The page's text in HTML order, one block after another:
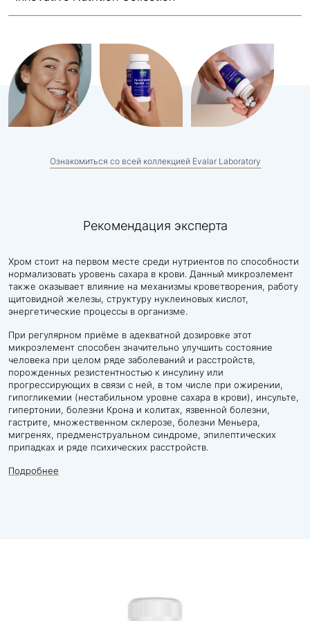
Ознакомиться со всей коллекцией Evalar Laboratory
Рекомендация эксперта
Хром стоит на первом месте среди нутриентов по способности
нормализовать уровень сахара в крови. Данный микроэлемент
также оказывает влияние на механизмы кроветворения, работу
щитовидной железы, структуру нуклеиновых кислот,
энергетические процессы в организме.
При регулярном приёме в адекватной дозировке этот
микроэлемент способен значительно улучшить состояние
человека при целом ряде заболеваний и расстройств,
порожденных резистентностью к инсулину или
прогрессирующих в связи с ней, в том числе при ожирении,
гипогликемии (нестабильном уровне сахара в крови), инсульте,
гипертонии, болезни Крона и колитах, язвенной болезни,
гастрите, множественном склерозе, болезни Меньера,
мигренях, предменструальном синдроме, эпилептических
припадках и ряде психических расстройств.
Подробнее